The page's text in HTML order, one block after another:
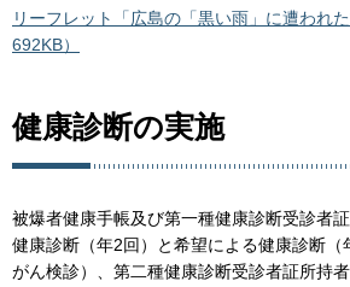
リーフレット「広島の「黒い雨」に遭われ
692KB）
健康診断の実施
被爆者健康手帳及び第一種健康診断受診者
健康診断（年2回）と希望による健康診断（
がん検診）、第二種健康診断受診者証所持